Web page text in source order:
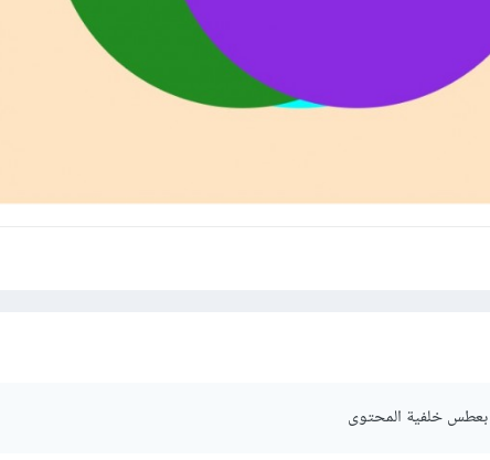
right: 60px;
z-index: -1;
^^^^^^^^^^^
بعطس خلفية المحتوى